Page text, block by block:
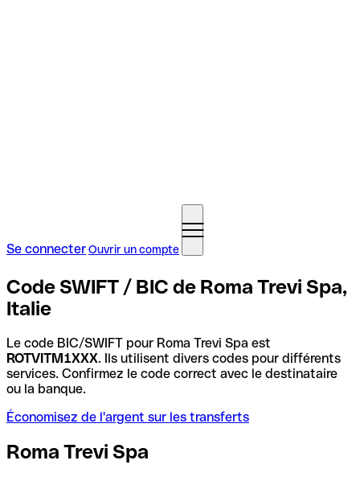
Se connecterOuvrir un compte
Code SWIFT / BIC de Roma Trevi Spa,
Italie
Le code BIC/SWIFT pour Roma Trevi Spa est
ROTVITM1XXX. Ils utilisent divers codes pour différents
services. Confirmez le code correct avec le destinataire
ou la banque.
Économisez de l'argent sur les transferts
Roma Trevi Spa